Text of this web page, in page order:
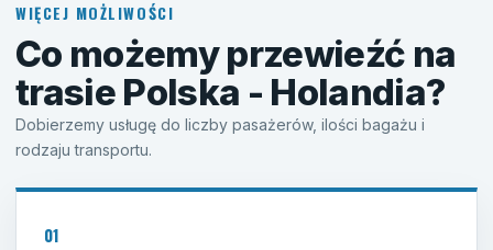
WIĘCEJ MOŻLIWOŚCI
Co możemy przewieźć na
trasie Polska - Holandia?
Dobierzemy usługę do liczby pasażerów, ilości bagażu i
rodzaju transportu.
01